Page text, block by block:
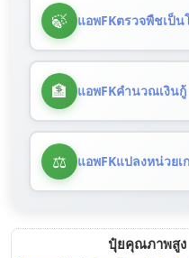
🍃 แอพFKตรวจพืชเป็น
🏦 แอพFKคำนวณเงิน
⚖️ แอพFKแปลงหน่วยเ
ปุ๋ยคุณภาพสูง